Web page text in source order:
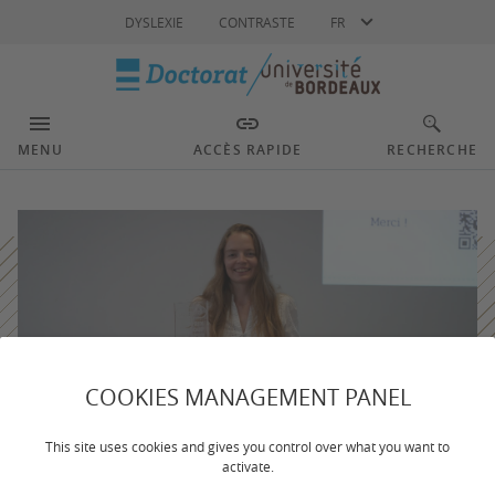
COOKIES MANAGEMENT PANEL
This site uses cookies and gives you control over what you want to
activate.
DYSLEXIE CONTRASTE FR
MENU ACCÈS RAPIDE RECHERCHE